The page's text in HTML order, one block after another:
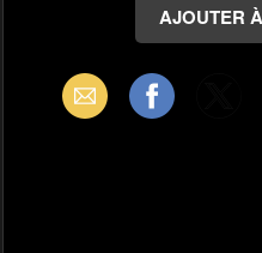
Email Facebook